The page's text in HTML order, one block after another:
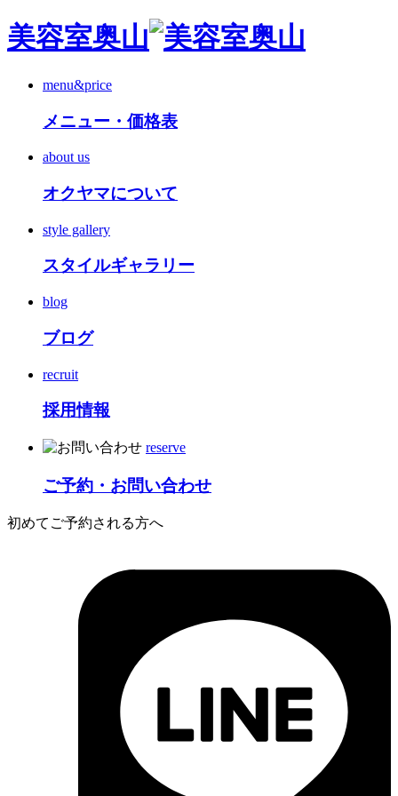
美容室奥山
menu&price
メニュー・価格表
about us
オクヤマについて
style gallery
スタイルギャラリー
blog
ブログ
recruit
採用情報
reserve
ご予約・お問い合わせ
初めてご予約される方へ